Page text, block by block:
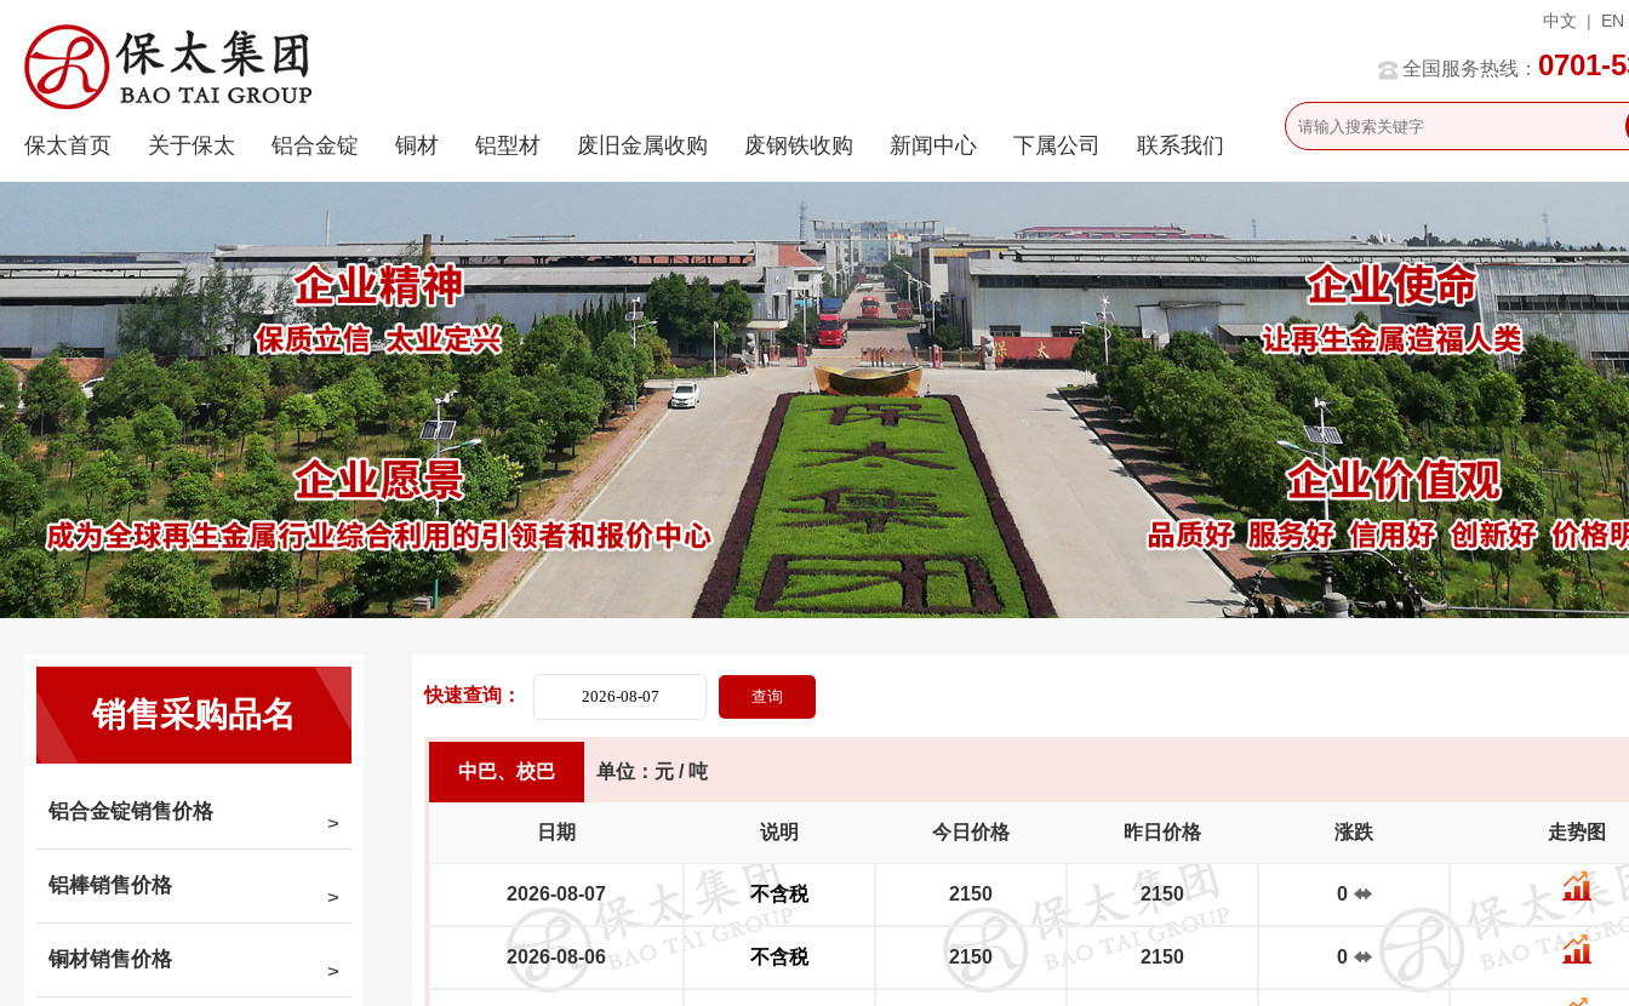
保太首页 关于保太 铝合金锭 铜材 铝型材 废旧金属收购 废钢铁收购 新闻中心 下属公司 联系我们
中文 | EN
全国服务热线： 0701-
销售采购品名
铝合金锭销售价格
铝棒销售价格
铜材销售价格
快速查询：
中巴、校巴 单位：元 / 吨
日期 说明 今日价格 昨日价格 涨跌 走势图
2026-08-07 不含税 2150 2150 0
2026-08-06 不含税 2150 2150 0